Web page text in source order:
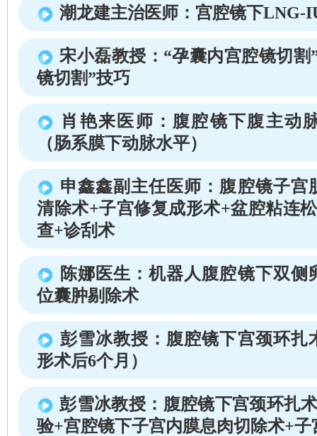
潮龙建主治医师：宫腔镜下LNG-
宋小磊教授：“孕囊内宫腔镜切割
镜切割”技巧
肖艳来医师：腹腔镜下腹主动
（肠系膜下动脉水平）
申鑫鑫副主任医师：腹腔镜子宫
清除术+子宫修复成形术+盆腔粘连
查+诊刮术
陈娜医生：机器人腹腔镜下双侧
位囊肿剔除术
彭雪冰教授：腹腔镜下宫颈环扎
形术后6个月）
彭雪冰教授：腹腔镜下宫颈环扎
验+宫腔镜下子宫内膜息肉切除术+